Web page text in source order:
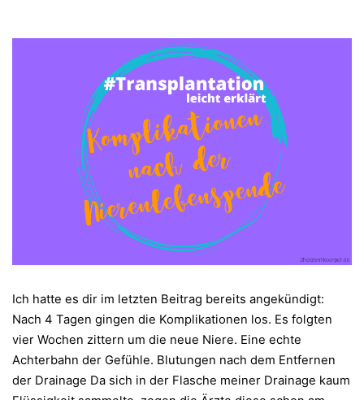
Ich hatte es dir im letzten Beitrag bereits angekündigt:
Nach 4 Tagen gingen die Komplikationen los. Es folgten
vier Wochen zittern um die neue Niere. Eine echte
Achterbahn der Gefühle. Blutungen nach dem Entfernen
der Drainage Da sich in der Flasche meiner Drainage kaum